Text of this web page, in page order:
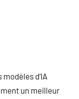
d’IA
un meilleur